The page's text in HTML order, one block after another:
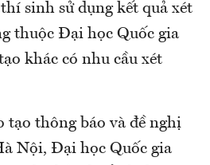
sinh sử dụng kết quả xét
thuộc Đại học Quốc gia
khác có nhu cầu xét
tạo thông báo và đề nghị
Nội, Đại học Quốc gia